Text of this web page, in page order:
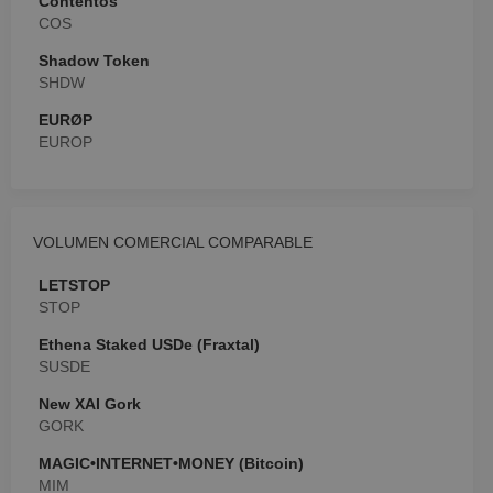
COS
Shadow Token
SHDW
EURØP
EUROP
VOLUMEN COMERCIAL COMPARABLE
LETSTOP
STOP
Ethena Staked USDe (Fraxtal)
SUSDE
New XAI Gork
GORK
MAGIC•INTERNET•MONEY (Bitcoin)
MIM